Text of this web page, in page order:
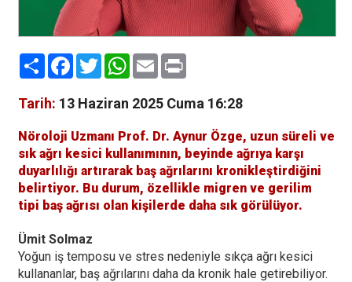
PaylaşFacebook
TwitterWhatsApp
EmailPrint
Tarih: 13 Haziran 2025 Cuma 16:28
Nöroloji Uzmanı Prof. Dr. Aynur Özge, uzun süreli ve
sık ağrı kesici kullanımının, beyinde ağrıya karşı
duyarlılığı artırarak baş ağrılarını kronikleştirdiğini
belirtiyor. Bu durum, özellikle migren ve gerilim
tipi baş ağrısı olan kişilerde daha sık görülüyor.
Ümit Solmaz
Yoğun iş temposu ve stres nedeniyle sıkça ağrı kesici
kullananlar, baş ağrılarını daha da kronik hale getirebiliyor.